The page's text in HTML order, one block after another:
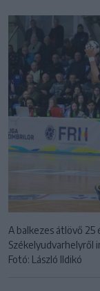
A balkezes átlövő
Székelyudvarhelyről
Fotó: László Ildikó